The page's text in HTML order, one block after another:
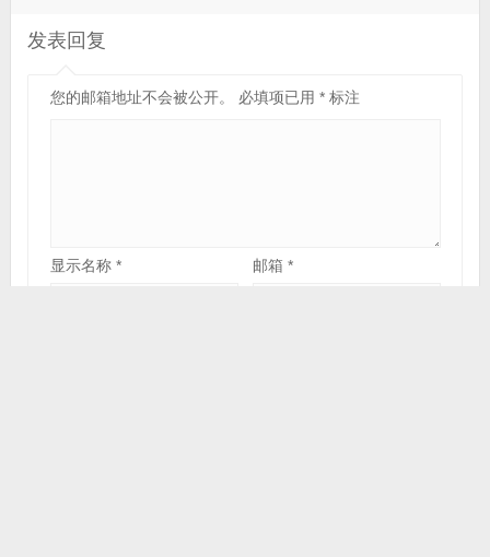
发表回复
您的邮箱地址不会被公开。 必填项已用 *标注
显示名称 * 邮箱*